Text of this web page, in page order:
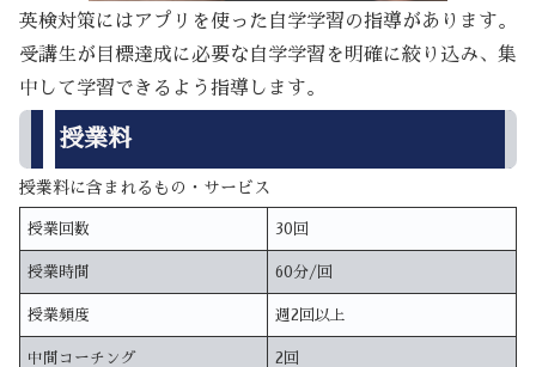
英検対策にはアプリを使った自学学習の指導があります。
受講生が目標達成に必要な自学学習を明確に絞り込み、集
中して学習できるよう指導します。
授業料
授業料に含まれるもの・サービス
授業回数 30回
授業時間 60分/回
授業頻度 週2回以上
中間コーチング 2回